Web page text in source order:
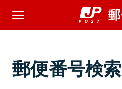
郵便番号検索